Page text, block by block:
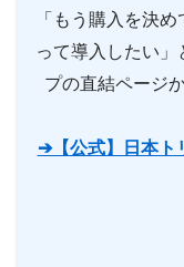
「もう購入を決
って導入したい
プの直結ページ
➔【公式】日本ト